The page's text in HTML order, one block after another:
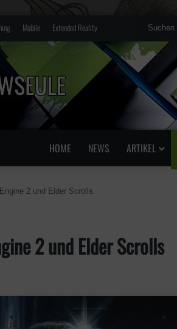
Mobile Extended Reality
HOME NEWS ARTIKEL
2 und Elder Scrolls
2 und Elder Scrolls